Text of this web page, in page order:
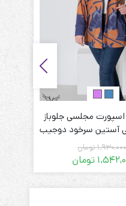
اسپورت مجلسی جلوباز
آستین سرخود دوجیب
زنانه سایز بزرگ
1,930,000تومان
قیمت
اصلی:
تومان
قیمت
فعلی: